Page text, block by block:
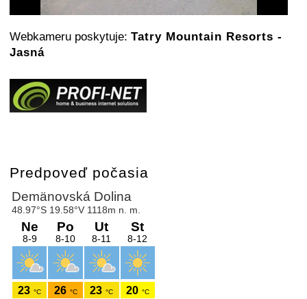
Webkameru poskytuje: Tatry Mountain Resorts -
Jasná
Predpoveď počasia